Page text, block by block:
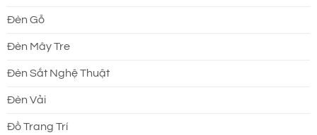
Đèn Gỗ
Đèn Mây Tre
Đèn Sắt Nghệ Thuật
Đèn Vải
Đồ Trang Trí